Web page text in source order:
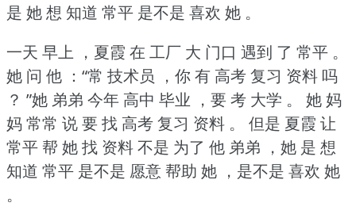
是 她 想 知道 常平 是不是 喜欢 她 。
一天 早上 ，夏霞 在 工厂 大 门口 遇到 了 常平 。
她 问 他 ：“常 技术员 ，你 有 高考 复习 资料 吗
？ ”她 弟弟 今年 高中 毕业 ，要 考 大学 。
她 妈
妈 常常 说 要 找 高考 复习 资料 。
但是 夏霞 让
常平 帮 她 找 资料 不是 为了 他 弟弟 ，她 是 想
知道 常平 是不是 愿意 帮助 她 ，是不是 喜欢 她
。